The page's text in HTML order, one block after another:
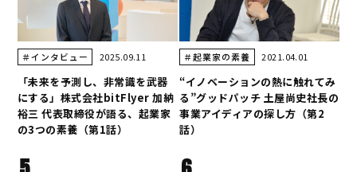
＃インタビュー 2025.09.11
「未来を予測し、非常識を武器
にする」株式会社bitFlyer 加納
裕三 代表取締役が語る、起業家
の3つの素養（第1話）
＃起業家の素養 2021.04.01
“イノベーションの熱に触れてみ
る”グッドパッチ 土屋尚史社長の
事業アイディアの探し方（第2
話）